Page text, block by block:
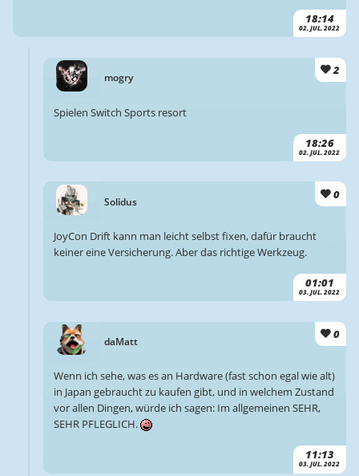
18:14
02. JUL. 2022
mogry
2
18:26
02. JUL. 2022
Spielen Switch Sports resort
Solidus
0
01:01
03. JUL. 2022
JoyCon Drift kann man leicht selbst fixen, dafür braucht
keiner eine Versicherung. Aber das richtige Werkzeug.
daMatt
0
11:13
03. JUL. 2022
Wenn ich sehe, was es an Hardware (fast schon egal wie alt)
in Japan gebraucht zu kaufen gibt, und in welchem Zustand
vor allen Dingen, würde ich sagen: Im allgemeinen SEHR,
SEHR PFLEGLICH.